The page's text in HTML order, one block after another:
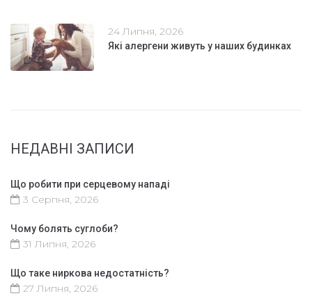
24 Липня, 2026
Які алергени живуть у наших будинках
НЕДАВНІ ЗАПИСИ
Що робити при серцевому нападі
3 Серпня, 2026
Чому болять суглоби?
31 Липня, 2026
Що таке ниркова недостатність?
27 Липня, 2026